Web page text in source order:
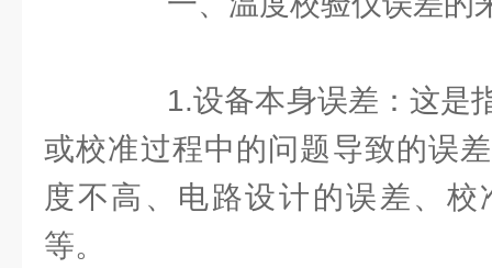
1.设备本身误差：这是
或校准过程中的问题导致的误
度不高、电路设计的误差、
等。